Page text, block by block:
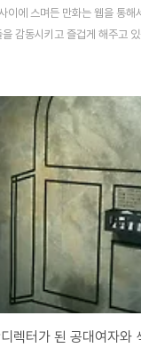
이에 스며든 만화는 웹을 통해
감동시키고 즐겁게 해주고
프로그램을 준비했답니다.
문화공간인 신초타프(찾아오
한 소소한 모임들 10월 9일(화
주제곡을 우쿨렐레로 신나게
일(토) 2시-4시 최근 단행본